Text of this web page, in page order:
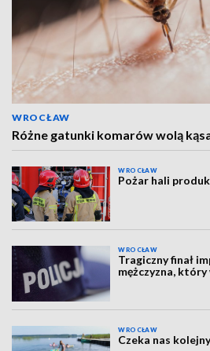
WROCŁAW
Różne gatunki komarów wolą
WROCŁAW
Pożar hali
WROCŁAW
Tragiczny finał
mężczyzna, który
WROCŁAW
Czeka nas